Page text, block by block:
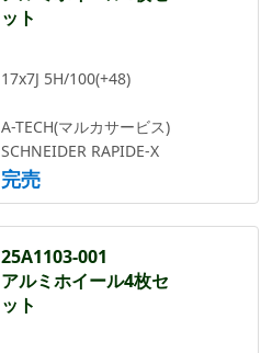
ット
17x7J 5H/100(+48)
A-TECH(マルカサービス)
SCHNEIDER RAPIDE-X
完売
25A1103-001
アルミホイール4枚セ
ット